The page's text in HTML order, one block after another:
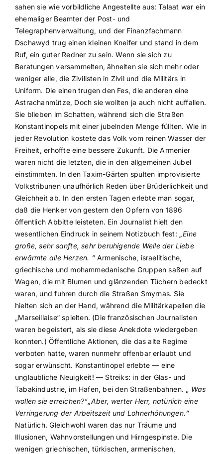
sahen sie wie vorbildliche Angestellte aus: Talaat war ein
ehemaliger Beamter der Post- und
Telegraphenverwaltung, und der Finanzfachmann
Dschawyd trug einen kleinen Kneifer und stand in dem
Ruf, ein guter Redner zu sein. Wenn sie sich zu
Beratungen versammelten, ähnelten sie sich mehr oder
weniger alle, die Zivilisten in Zivil und die Militärs in
Uniform. Die einen trugen den Fes, die anderen eine
Astrachanmütze, Doch sie wollten ja auch nicht auffallen.
Sie blieben im Schatten, während sich die Straßen
Konstantinopels mit einer jubelnden Menge füllten. Wie in
jeder Revolution kostete das Volk vom reinen Wasser der
Freiheit, erhoffte eine bessere Zukunft. Die Armenier
waren nicht die letzten, die in den allgemeinen Jubel
einstimmten. In den Taxim-Gärten spulten improvisierte
Volkstribunen unaufhörlich Reden über Brüderlichkeit und
Gleichheit ab. In den ersten Tagen erlebte man sogar,
daß die Henker von gestern den Opfern von 1896
öffentlich Abbitte leisteten. Ein Journalist hielt den
wesentlichen Eindruck in seinem Notizbuch fest: „Eine
große, sehr sanfte, sehr beruhigende Welle der Liebe
erwärmte alle Herzen. “Armenische, israelitische,
griechische und mohammedanische Gruppen saßen auf
Wagen, die mit Blumen und glänzenden Tüchern bedeckt
waren, und fuhren durch die Straßen Smyrnas. Sie
hielten sich an der Hand, während die Militärkapellen die
„Marseillaise“ spielten. (Die französischen Journalisten
waren begeistert, als sie diese Anekdote wiedergeben
konnten.) Öffentliche Aktionen, die das alte Regime
verboten hatte, waren nunmehr offenbar erlaubt und
sogar erwünscht. Konstantinopel erlebte — eine
unglaubliche Neuigkeit! — Streiks: in der Glas- und
Tabakindustrie, im Hafen, bei den Straßenbahnen. „ Was
wollen sie erreichen?“„Aber, werter Herr, natürlich eine
Verringerung der Arbeitszeit und Lohnerhöhungen.“
Natürlich. Gleichwohl waren das nur Träume und
Illusionen, Wahnvorstellungen und Hirngespinste. Die
wenigen griechischen, türkischen, armenischen,